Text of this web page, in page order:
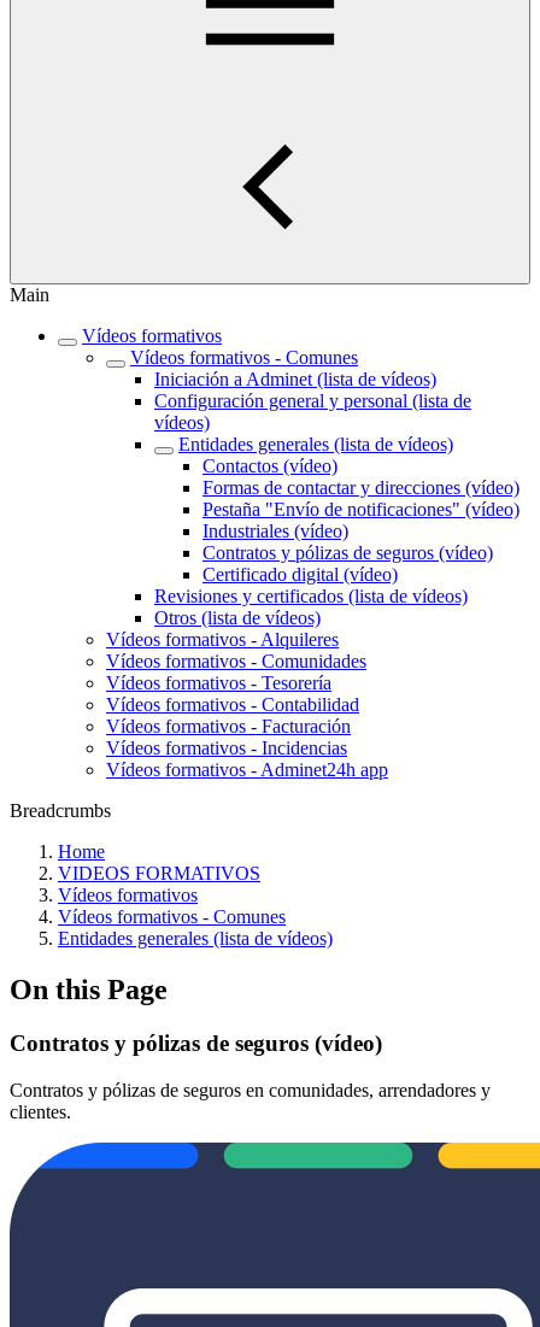
Main
Vídeos formativos
Vídeos formativos - Comunes
Iniciación a Adminet (lista de vídeos)
Configuración general y personal (lista de
vídeos)
Entidades generales (lista de vídeos)
Contactos (vídeo)
Formas de contactar y direcciones (vídeo)
Pestaña "Envío de notificaciones" (vídeo)
Industriales (vídeo)
Contratos y pólizas de seguros (vídeo)
Certificado digital (vídeo)
Revisiones y certificados (lista de vídeos)
Otros (lista de vídeos)
Vídeos formativos - Alquileres
Vídeos formativos - Comunidades
Vídeos formativos - Tesorería
Vídeos formativos - Contabilidad
Vídeos formativos - Facturación
Vídeos formativos - Incidencias
Vídeos formativos - Adminet24h app
Breadcrumbs
Home
VIDEOS FORMATIVOS
Vídeos formativos
Vídeos formativos - Comunes
Entidades generales (lista de vídeos)
On this Page
Contratos y pólizas de seguros (vídeo)
Contratos y pólizas de seguros en comunidades, arrendadores y
clientes.